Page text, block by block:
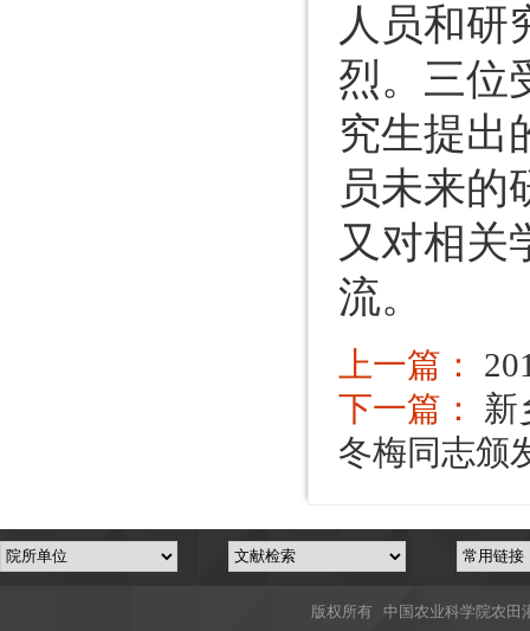
人员和研
烈。三位
究生提出
员未来的
又对相关
流。
上一篇：
下一篇： 新
冬梅同志颁
版权所有 中国农业科学院农